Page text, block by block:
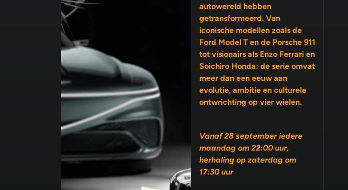
autowereld hebben
getransformeerd. Van
iconische modellen zoals de
Ford Model T en de Porsche 911
tot visionairs als Enzo Ferrari en
Soichiro Honda: de serie omvat
meer dan een eeuw aan
evolutie, ambitie en culturele
ontwrichting op vier wielen.
Vanaf 28 september iedere
maandag om 22:00 uur,
herhaling op zaterdag om
17:30 uur